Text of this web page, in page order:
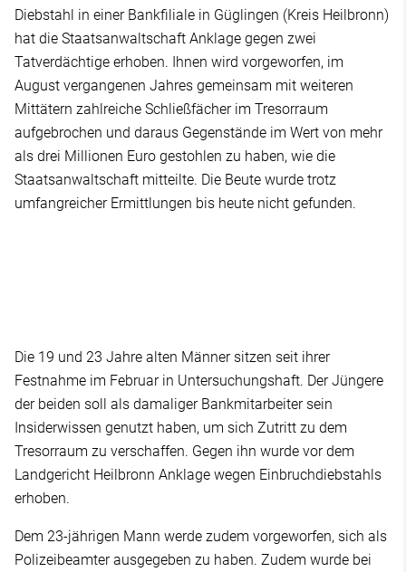
Diebstahl in einer Bankfiliale in Güglingen (Kreis Heilbronn)
hat die Staatsanwaltschaft Anklage gegen zwei
Tatverdächtige erhoben. Ihnen wird vorgeworfen, im
August vergangenen Jahres gemeinsam mit weiteren
Mittätern zahlreiche Schließfächer im Tresorraum
aufgebrochen und daraus Gegenstände im Wert von mehr
als drei Millionen Euro gestohlen zu haben, wie die
Staatsanwaltschaft mitteilte. Die Beute wurde trotz
umfangreicher Ermittlungen bis heute nicht gefunden.
Die 19 und 23 Jahre alten Männer sitzen seit ihrer
Festnahme im Februar in Untersuchungshaft. Der Jüngere
der beiden soll als damaliger Bankmitarbeiter sein
Insiderwissen genutzt haben, um sich Zutritt zu dem
Tresorraum zu verschaffen. Gegen ihn wurde vor dem
Landgericht Heilbronn Anklage wegen Einbruchdiebstahls
erhoben.
Dem 23-jährigen Mann werde zudem vorgeworfen, sich als
Polizeibeamter ausgegeben zu haben. Zudem wurde bei